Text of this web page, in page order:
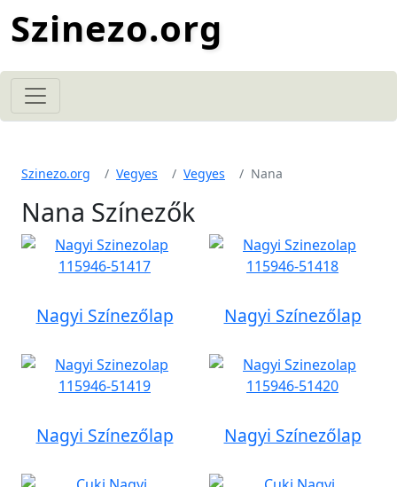
Szinezo.org
Szinezo.org Vegyes Vegyes Nana
Nana Színezők
Nagyi Színezőlap Nagyi Színezőlap
Nagyi Színezőlap Nagyi Színezőlap